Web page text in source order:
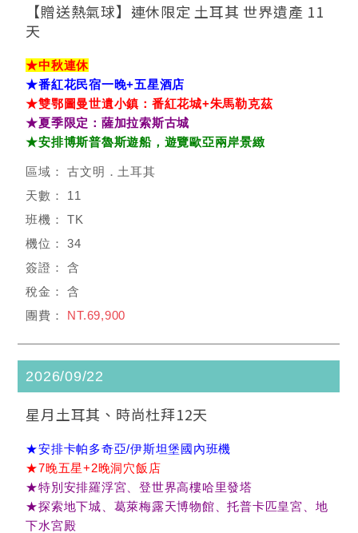
【贈送熱氣球】連休限定 土耳其 世界遺產 11
天
★中秋連休
★番紅花民宿一晚+五星酒店
★雙鄂圖曼世遺小鎮：番紅花城+朱馬勒克茲
★夏季限定：薩加拉索斯古城
★安排博斯普魯斯遊船，遊覽歐亞兩岸景緻
古文明．土耳其
11
TK
34
含
含
NT.69,900
2026/09/22
星月土耳其、時尚杜拜12天
★安排卡帕多奇亞/伊斯坦堡國內班機
★7晚五星+2晚洞穴飯店
★特別安排羅浮宮、登世界高樓哈里發塔
★探索地下城、葛萊梅露天博物館、托普卡匹皇宮、地
下水宮殿